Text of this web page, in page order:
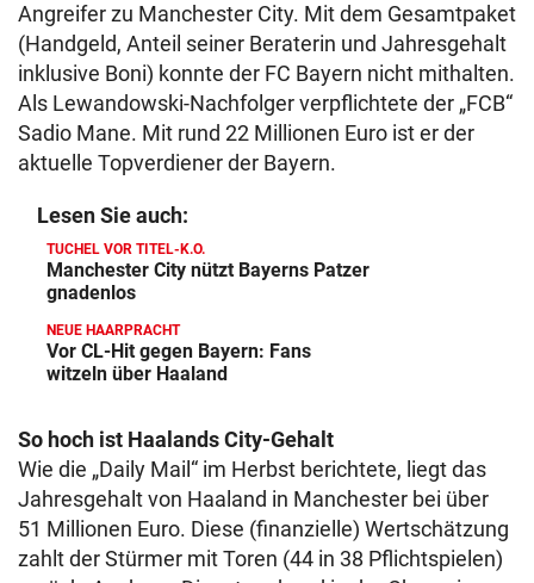
Angreifer zu Manchester City. Mit dem Gesamtpaket
(Handgeld, Anteil seiner Beraterin und Jahresgehalt
inklusive Boni) konnte der FC Bayern nicht mithalten.
Als Lewandowski-Nachfolger verpflichtete der „FCB“
Sadio Mane. Mit rund 22 Millionen Euro ist er der
aktuelle Topverdiener der Bayern.
Lesen Sie auch:
TUCHEL VOR TITEL-K.O.
Manchester City nützt Bayerns Patzer
gnadenlos
NEUE HAARPRACHT
Vor CL-Hit gegen Bayern: Fans
witzeln über Haaland
So hoch ist Haalands City-Gehalt
Wie die „Daily Mail“ im Herbst berichtete, liegt das
Jahresgehalt von Haaland in Manchester bei über
51 Millionen Euro. Diese (finanzielle) Wertschätzung
zahlt der Stürmer mit Toren (44 in 38 Pflichtspielen)